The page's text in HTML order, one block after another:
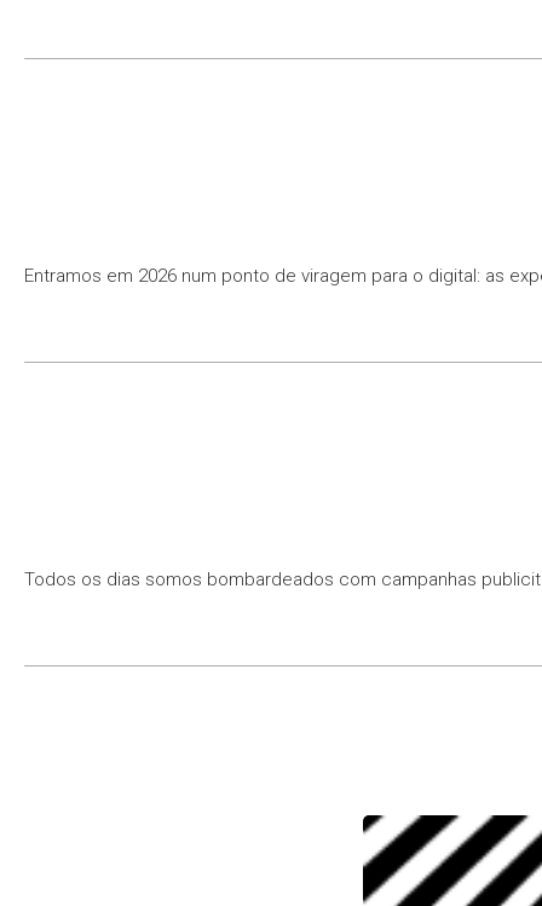
Entramos em 2026 num ponto de viragem para o digital: as
Todos os dias somos bombardeados com campanhas